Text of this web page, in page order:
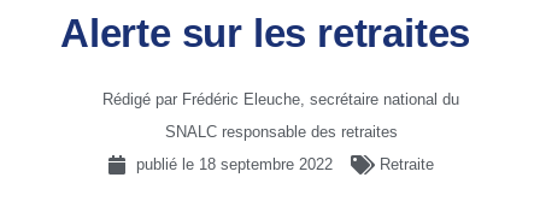
Alerte sur les retraites
Rédigé par Frédéric Eleuche, secrétaire national du
SNALC responsable des retraites
publié le 18 septembre 2022 Retraite